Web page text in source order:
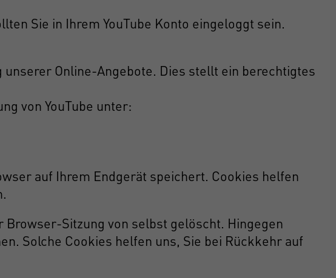
Sie in Ihrem YouTube Konto eingeloggt sein.
Online-Angebote. Dies stellt ein berechtigtes
von YouTube unter:
auf Ihrem Endgerät speichert. Cookies helfen
Browser-Sitzung von selbst gelöscht. Hingegen
Solche Cookies helfen uns, Sie bei Rückkehr auf